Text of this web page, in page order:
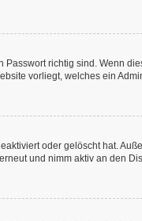
richtig sind. Wenn
vorliegt, welches ein
oder gelöscht hat.
und nimm aktiv an den